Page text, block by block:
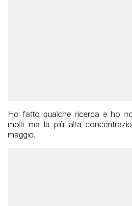
Ho fatto qualche ricerca e ho
molti ma la più alta
maggio.